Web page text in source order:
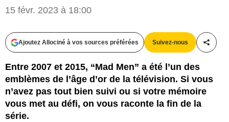
15 févr. 2023 à 18:00
Ajoutez Allociné à vos sources préférées Suivez-nous
Entre 2007 et 2015, “Mad Men” a été l’un des
emblèmes de l’âge d’or de la télévision. Si vous
n’avez pas tout bien suivi ou si votre mémoire
vous met au défi, on vous raconte la fin de la
série.